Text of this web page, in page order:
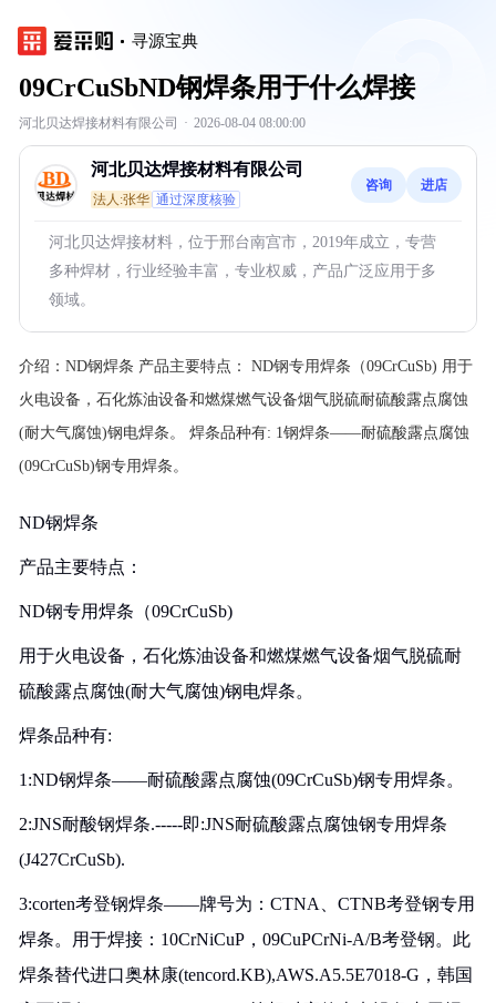
寻源宝典
09CrCuSbND钢焊条用于什么焊接
河北贝达焊接材料有限公司 · 2026-08-04 08:00:00
河北贝达焊接材料有限公司
法人:张华 通过深度核验
咨询 进店
河北贝达焊接材料，位于邢台南宫市，2019年成立，专营
多种焊材，行业经验丰富，专业权威，产品广泛应用于多
领域。
介绍： ND钢焊条 产品主要特点： ND钢专用焊条（09CrCuSb) 用于
火电设备，石化炼油设备和燃煤燃气设备烟气脱硫耐硫酸露点腐蚀
(耐大气腐蚀)钢电焊条。
焊条品种有: 1钢焊条——耐硫酸露点腐蚀
(09CrCuSb)钢专用焊条。
ND钢焊条
产品主要特点：
ND钢专用焊条（09CrCuSb)
用于火电设备，石化炼油设备和燃煤燃气设备烟气脱硫耐
硫酸露点腐蚀(耐大气腐蚀)钢电焊条。
焊条品种有:
1:ND钢焊条——耐硫酸露点腐蚀(09CrCuSb)钢专用焊条。
2:JNS耐酸钢焊条.-----即:JNS耐硫酸露点腐蚀钢专用焊条
(J427CrCuSb).
3:corten考登钢焊条——牌号为：CTNA、CTNB考登钢专用
焊条。用于焊接：10CrNiCuP，09CuPCrNi-A/B考登钢。此
焊条替代进口奥林康(tencord.KB),AWS.A5.5E7018-G，韩国